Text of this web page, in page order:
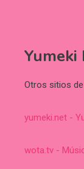
Otros sitios
yumeki.net -
wota.tv -